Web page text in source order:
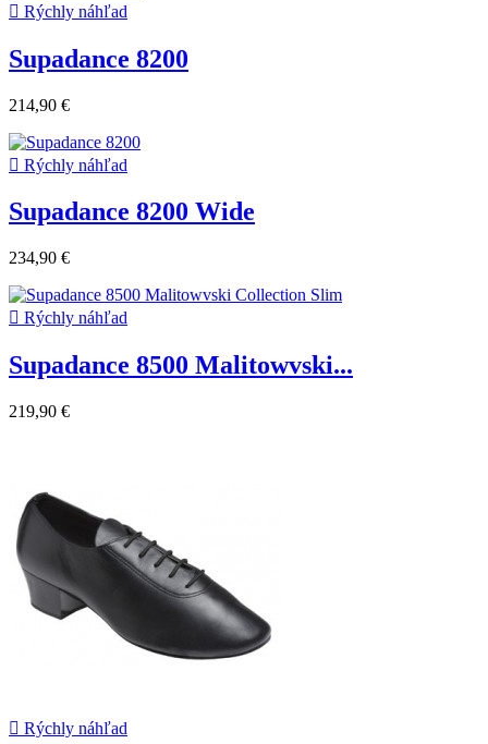
 Rýchly náhľad
Supadance 8200
214,90 €
 Rýchly náhľad
Supadance 8200 Wide
234,90 €
 Rýchly náhľad
Supadance 8500 Malitowvski...
219,90 €
 Rýchly náhľad